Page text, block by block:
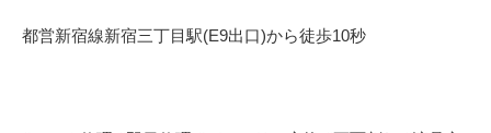
都営新宿線新宿三丁目駅(E9出口)から徒歩10秒